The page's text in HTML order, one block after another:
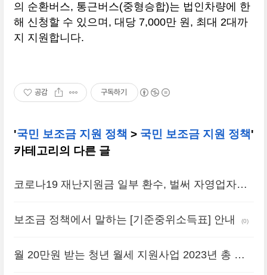
의 순환버스, 통근버스(중형승합)는 법인차량에 한
해 신청할 수 있으며, 대당 7,000만 원, 최대 2대까
지 지원합니다.
공감 구독하기
'국민 보조금 지원 정책 > 국민 보조금 지원 정책'
카테고리의 다른 글
코로나19 재난지원금 일부 환수, 벌써 자영업자들
보조금 정책에서 말하는 [기준중위소득표] 안내 (0)
월 20만원 받는 청년 월세 지원사업 2023년 총 정